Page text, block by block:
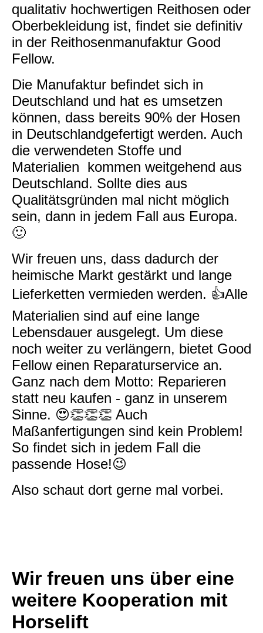
qualitativ hochwertigen Reithosen oder
Oberbekleidung ist, findet sie definitiv
in der Reithosenmanufaktur Good
Fellow.
Die Manufaktur befindet sich in
Deutschland und hat es umsetzen
können, dass bereits 90% der Hosen
in Deutschlandgefertigt werden. Auch
die verwendeten Stoffe und
Materialien kommen weitgehend aus
Deutschland. Sollte dies aus
Qualitätsgründen mal nicht möglich
sein, dann in jedem Fall aus Europa.
🙂
Wir freuen uns, dass dadurch der
heimische Markt gestärkt und lange
Lieferketten vermieden werden. 👍Alle
Materialien sind auf eine lange
Lebensdauer ausgelegt. Um diese
noch weiter zu verlängern, bietet Good
Fellow einen Reparaturservice an.
Ganz nach dem Motto: Reparieren
statt neu kaufen - ganz in unserem
Sinne. 😍👏👏👏 Auch
Maßanfertigungen sind kein Problem!
So findet sich in jedem Fall die
passende Hose!😉
Also schaut dort gerne mal vorbei.
Wir freuen uns über eine
weitere Kooperation mit
Horselift